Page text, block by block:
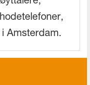
Amsterdam.